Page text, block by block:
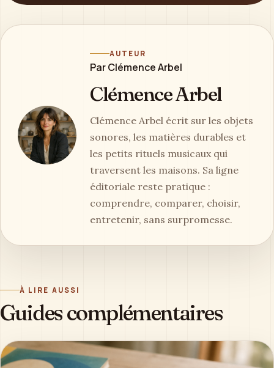
AUTEUR
Par Clémence Arbel
Clémence Arbel
Clémence Arbel écrit sur les objets
sonores, les matières durables et
les petits rituels musicaux qui
traversent les maisons. Sa ligne
éditoriale reste pratique :
comprendre, comparer, choisir,
entretenir, sans surpromesse.
À LIRE AUSSI
Guides complémentaires